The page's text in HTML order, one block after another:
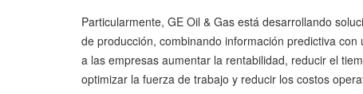
Particularmente, GE Oil & Gas está desarrollando
de producción, combinando información predictiva
a las empresas aumentar la rentabilidad, reducir el
optimizar la fuerza de trabajo y reducir los costos